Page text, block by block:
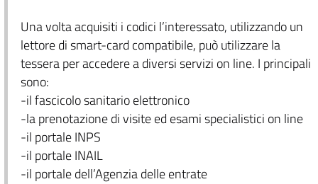
Una volta acquisiti i codici l’interessato, utilizzando un
lettore di smart-card compatibile, può utilizzare la
tessera per accedere a diversi servizi on line. I principali
sono:
-il fascicolo sanitario elettronico
-la prenotazione di visite ed esami specialistici on line
-il portale INPS
-il portale INAIL
-il portale dell’Agenzia delle entrate